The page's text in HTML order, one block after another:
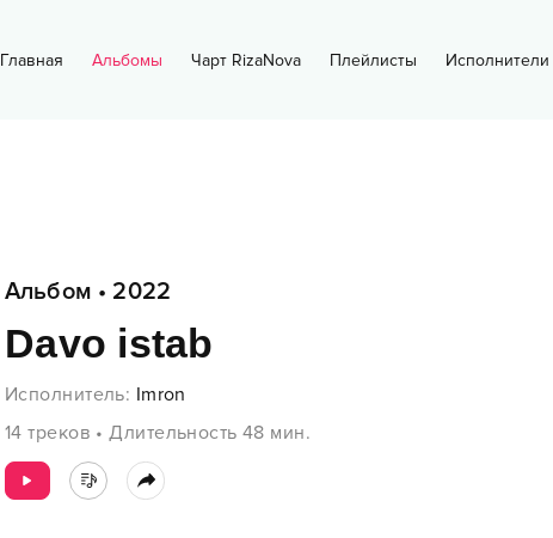
Главная Альбомы Чарт RizaNova Плейлисты Исполнители
Альбом • 2022
Davo istab
Исполнитель: Imron
14 треков •Длительность 48 мин.